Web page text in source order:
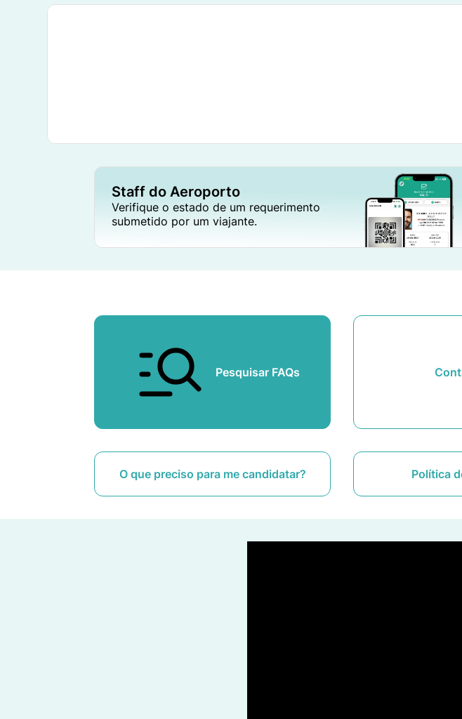
Staff do Aeroporto
Verifique o estado de um requerimento
submetido por um viajante.
Pesquisar FAQs
O que preciso para me candidatar? Política